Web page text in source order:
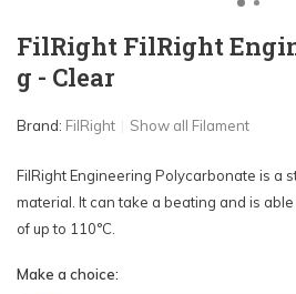
FilRight FilRight
g - Clear
Brand: FilRight Show all Filament
FilRight Engineering Polycarbonate is a
material. It can take a beating and is
of up to 110°C.
Make a choice: